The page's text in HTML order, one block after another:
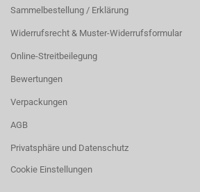
Sammelbestellung / Erklärung
Widerrufsrecht & Muster-Widerrufsformular
Online-Streitbeilegung
Bewertungen
Verpackungen
AGB
Privatsphäre und Datenschutz
Cookie Einstellungen